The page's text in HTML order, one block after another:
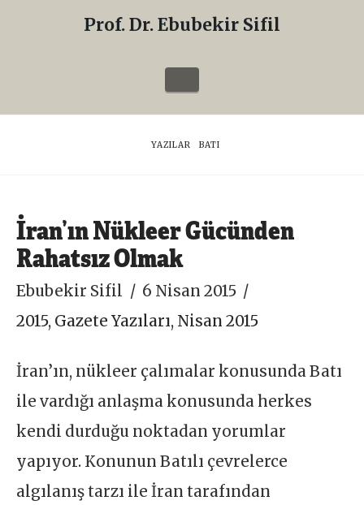
Sifil
Prof. Dr. Ebubekir Sifil
Navigation
HOME
YAZILAR BATI
İran’ın Nükleer Gücünden
Rahatsız Olmak
Ebubekir Sifil
6 Nisan 2015
2015, Gazete Yazıları, Nisan 2015
İran’ın, nükleer çalımalar konusunda Batı
ile vardığı anlaşma konusunda herkes
kendi durduğu noktadan yorumlar
yapıyor. Konunun Batılı çevrelerce
algılanış tarzı ile İran tarafından